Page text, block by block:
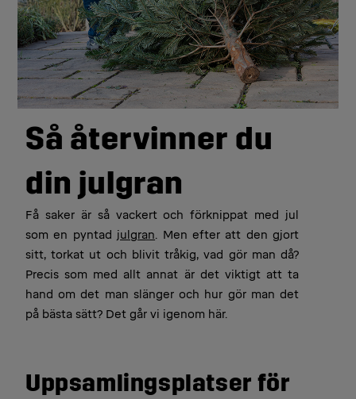
Så återvinner du
din julgran
Få saker är så vackert och förknippat med jul
som en pyntad julgran. Men efter att den gjort
sitt, torkat ut och blivit tråkig, vad gör man då?
Precis som med allt annat är det viktigt att ta
hand om det man slänger och hur gör man det
på bästa sätt? Det går vi igenom här.
Uppsamlingsplatser för